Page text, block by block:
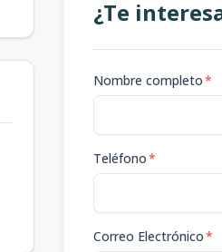
¿Te
Nombre completo*
Teléfono*
Correo Electrónico*